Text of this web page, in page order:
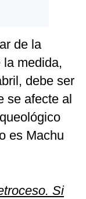
de la
medida,
debe ser
se afecte al
es Machu
Si